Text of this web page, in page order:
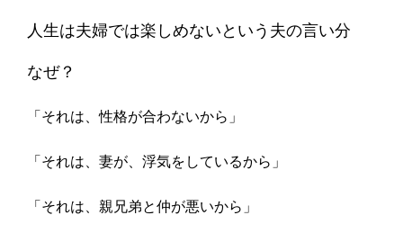
人生は夫婦では楽しめないという夫の言い分
なぜ？
「それは、性格が合わないから」
「それは、妻が、浮気をしているから」
「それは、親兄弟と仲が悪いから」